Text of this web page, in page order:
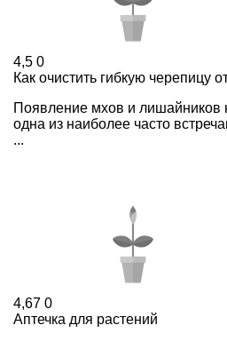
4,5 0
Как очистить гибкую черепицу
Появление мхов и лишайников
одна из наиболее часто
...
4,67 0
Аптечка для растений